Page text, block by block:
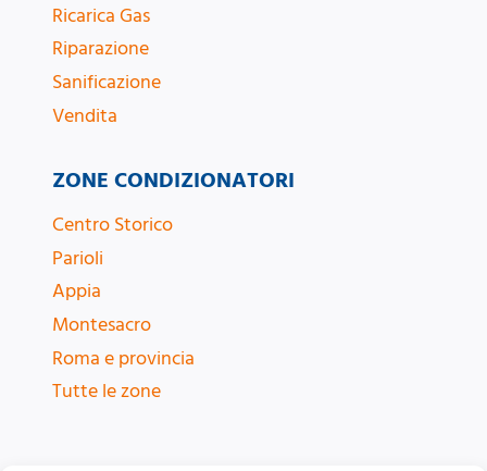
ZONE CONDIZIONATORI
Centro Storico
Parioli
Appia
Montesacro
Roma e provincia
Tutte le zone
Ricarica Gas
Riparazione
Sanificazione
Vendita